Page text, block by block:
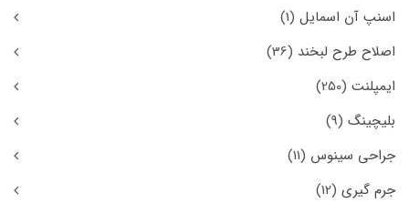
اسنپ آن اسمایل (1)
اصلاح طرح لبخند (36)
ایمپلنت (250)
بلیچینگ (9)
جراحی سینوس (11)
جرم گیری (12)